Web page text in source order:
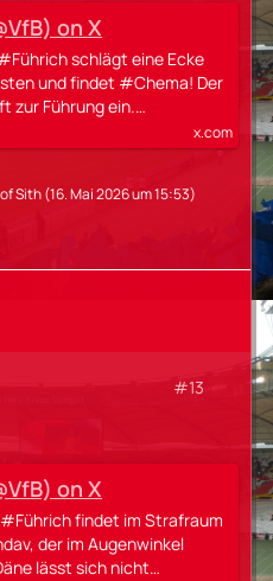
on X
schlägt eine Ecke
und findet #Chema! Der
zur Führung ein.…
x.com
Sith(16. Mai 2026 um 15:53)
#13
on X
#Führich findet im Strafraum
der im Augenwinkel
lässt sich nicht…